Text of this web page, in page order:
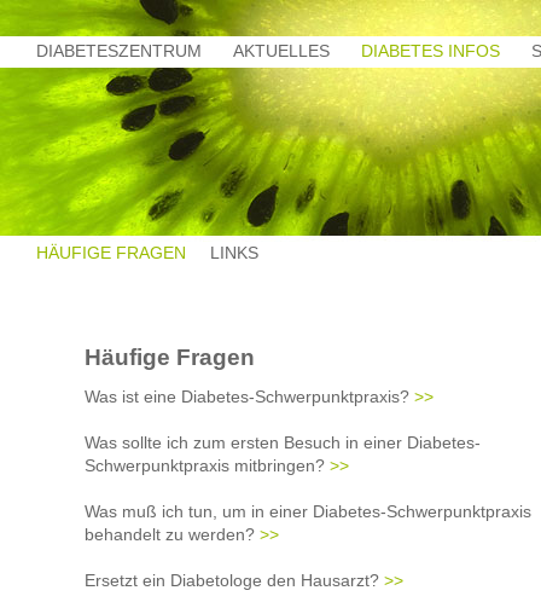
DIABETESZENTRUM AKTUELLES DIABETES INFOS
HÄUFIGE FRAGEN LINKS
Häufige Fragen
Was ist eine Diabetes-Schwerpunktpraxis? >>
Was sollte ich zum ersten Besuch in einer Diabetes-
Schwerpunktpraxis mitbringen? >>
Was muß ich tun, um in einer Diabetes-Schwerpunktpraxis
behandelt zu werden? >>
Ersetzt ein Diabetologe den Hausarzt? >>